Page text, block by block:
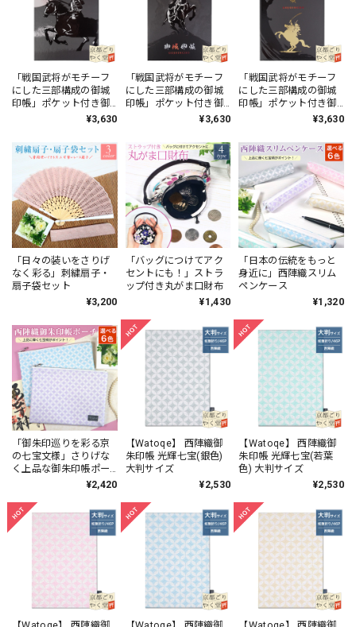
「戦国武将がモチーフ
にした三部構成の御城
印帳」ポケット付き御
城印帳《還(かん)》¥3,630
「戦国武将がモチーフ
にした三部構成の御城
印帳」ポケット付き御
城印帳《斬(ざん)》¥3,630
「戦国武将がモチーフ
にした三部構成の御城
印帳」ポケット付き御
城印帳《駆(かる)》¥3,630
「日々の装いをさりげ
なく彩る」刺繍扇子・
扇子袋セット
¥3,200
「バッグにつけてアク
セントにも！」ストラ
ップ付き丸がま口財布
¥1,430
「日本の伝統をもっと
身近に」西陣織スリム
ペンケース
¥1,320
「御朱印巡りを彩る京
の七宝文様」さりげな
く上品な御朱印帳ポー
¥2,420
【Watoqe】 西陣織御
朱印帳 光輝七宝(銀色)
大判サイズ
¥2,530
【Watoqe】 西陣織御
朱印帳 光輝七宝(若葉
色) 大判サイズ
¥2,530